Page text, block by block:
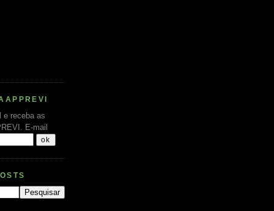
e receba as
E-mail